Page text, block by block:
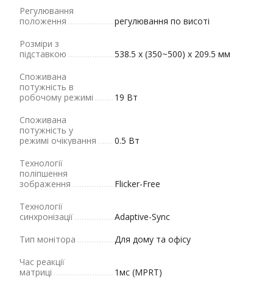
Регулювання
положення
регулювання по висоті
Розміри з
підставкою
538.5 x (350~500) x 209.5 мм
Споживана
потужність в
робочому режимі
19 Вт
Споживана
потужність у
режимі очікування
0.5 Вт
Технології
поліпшення
зображення
Flicker-Free
Технології
синхронізації
Adaptive-Sync
Тип монітора
Для дому та офісу
Час реакції
матриці
1мс (MPRT)